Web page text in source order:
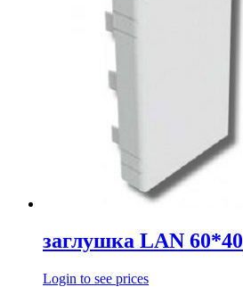
заглушка LAN 60*40
Login to see prices